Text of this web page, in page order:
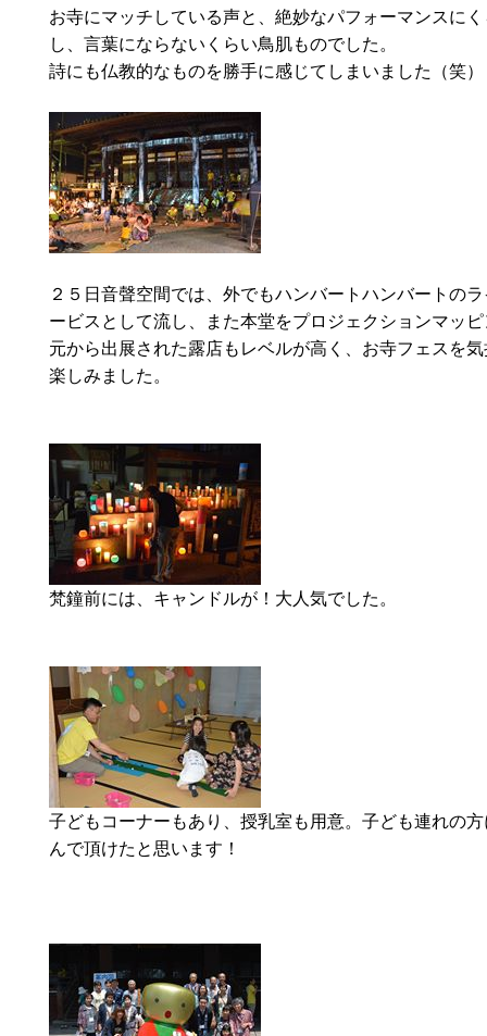
お寺にマッチしている声と、絶妙なパフォーマンスに
し、言葉にならないくらい鳥肌ものでした。
詩にも仏教的なものを勝手に感じてしまいました（笑）
２５日音聲空間では、外でもハンバートハンバートの
ービスとして流し、また本堂をプロジェクションマッ
元から出展された露店もレベルが高く、お寺フェスを
楽しみました。
梵鐘前には、キャンドルが！大人気でした。
子どもコーナーもあり、授乳室も用意。子ども連れの
んで頂けたと思います！